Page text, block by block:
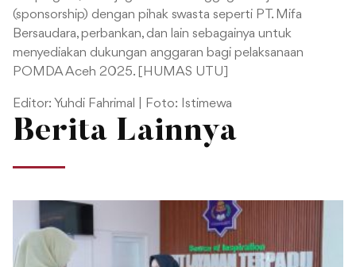
(sponsorship) dengan pihak swasta seperti PT. Mifa
Bersaudara, perbankan, dan lain sebagainya untuk
menyediakan dukungan anggaran bagi pelaksanaan
POMDA Aceh 2025. [HUMAS UTU]
Editor: Yuhdi Fahrimal | Foto: Istimewa
Berita Lainnya